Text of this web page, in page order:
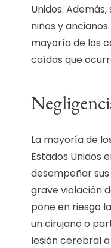
Unidos.
niños y
mayoría de los
caídas que
La mayoría de
Estados Unidos
desempeñar
grave violación
pone en riesgo
un cirujano o
lesión cerebral